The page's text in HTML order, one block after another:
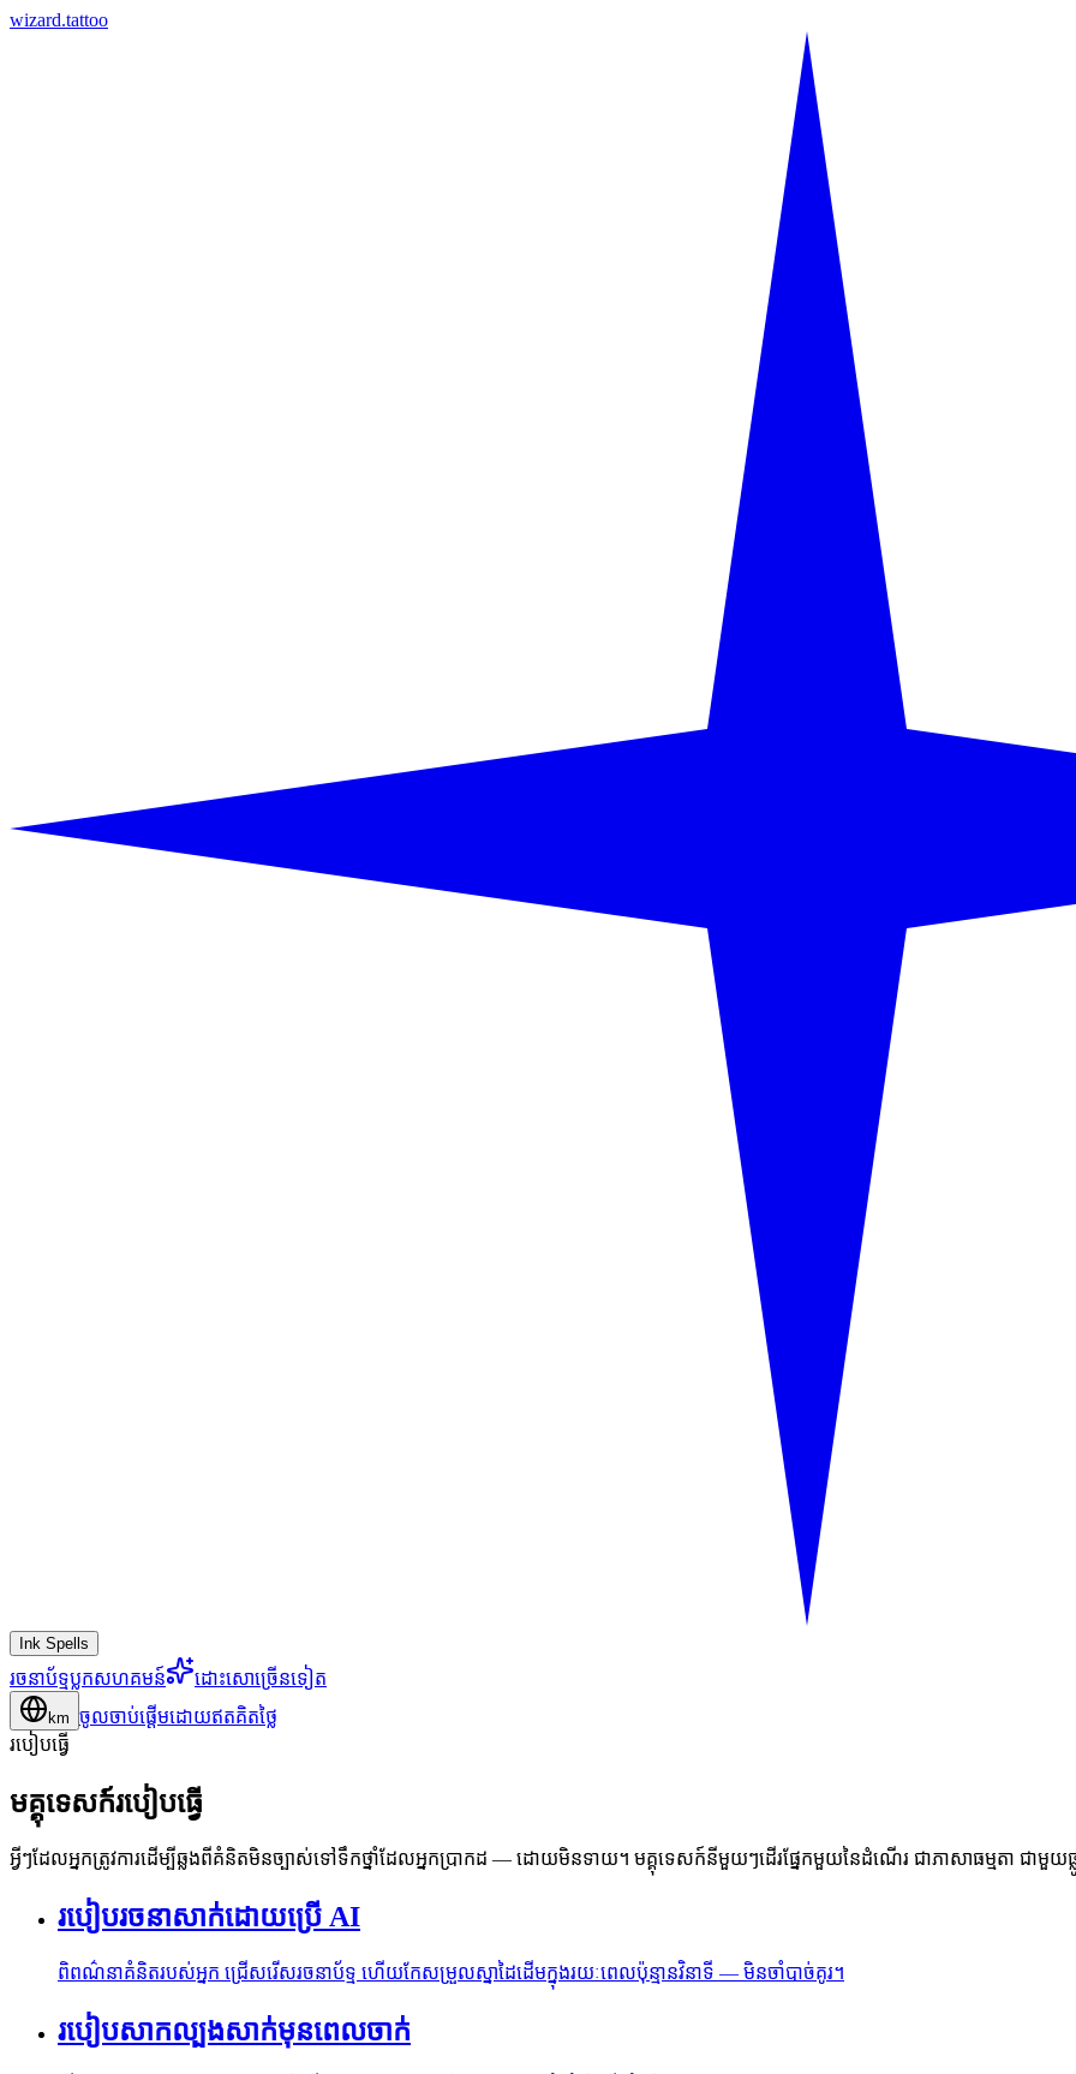
wizard.tattoo
Ink Spells
រចនាប័ទ្មប្លុកសហគមន៍ ដោះសោច្រើនទៀត
km ចូលចាប់ផ្តើមដោយឥតគិតថ្លៃ
របៀបធ្វើ
មគ្គុទេសក៍របៀបធ្វើ
អ្វីៗដែលអ្នកត្រូវការដើម្បីឆ្លងពីគំនិតមិនច្បាស់ទៅទឹកថ្នាំដែលអ្នកប្រាកដ — ដោយមិនទាយ។ មគ្គុទេសក៍នីមួយៗដើរផ្នែកមួយនៃដំណើរ ជាភាសាធម្មតា ជាមួយផ្លូ
របៀបរចនាសាក់ដោយប្រើ AI
ពិពណ៌នាគំនិតរបស់អ្នក ជ្រើសរើសរចនាប័ទ្ម ហើយកែសម្រួលស្នាដៃដើមក្នុងរយៈពេលប៉ុន្មានវិនាទី — មិនចាំបាច់គូរ។
របៀបសាកល្បងសាក់មុនពេលចាក់